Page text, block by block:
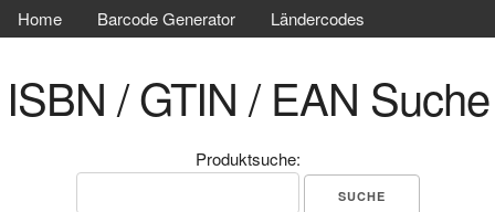
Home Barcode Generator Ländercodes
ISBN / GTIN / EAN Suche
Produktsuche: